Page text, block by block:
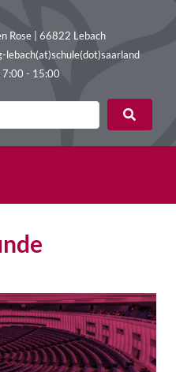
Rose | 66822 Lebach
lebach(at)schule(dot)saarland
7:00 - 15:00